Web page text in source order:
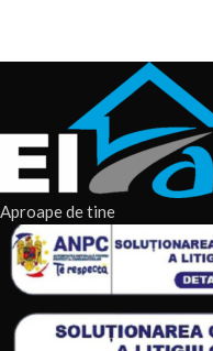
Aproape de tine